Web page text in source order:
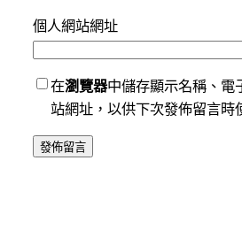
個人網站網址
在瀏覽器中儲存顯示名稱、電
站網址，以供下次發佈留言時